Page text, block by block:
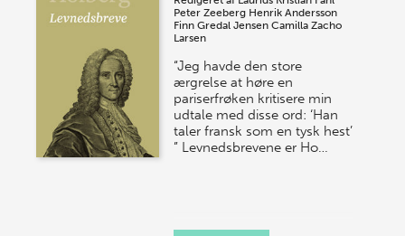
Peter Zeeberg Henrik Andersson
Finn Gredal Jensen Camilla Zacho
Larsen
“Jeg havde den store
ærgrelse at høre en
pariserfrøken kritisere min
udtale med disse ord: ‘Han
taler fransk som en tysk hest’
” Levnedsbrevene er Ho…